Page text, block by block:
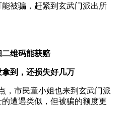
被骗，赶紧到玄武门派出所
维码能获赔
到，还损失好几万
市民童小姐也来到玄武门派
遭遇类似，但被骗的额度更